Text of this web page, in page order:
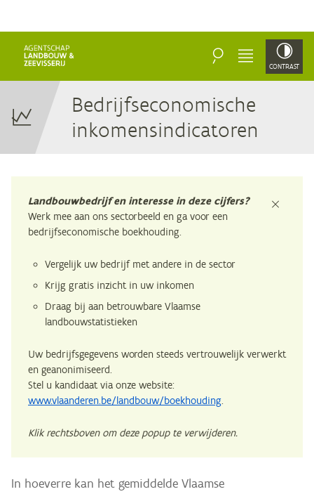
ZOEKEN MENU CONTRAST
Be­drijfs­eco­no­mi­sche
inkomensindicatoren
sluiten
Landbouwbedrijf en interesse in deze cijfers?
Werk mee aan ons sectorbeeld en ga voor een
bedrijfseconomische boekhouding.
Vergelijk uw bedrijf met andere in de sector
Krijg gratis inzicht in uw inkomen
Draag bij aan betrouwbare Vlaamse
landbouwstatistieken
Uw bedrijfsgegevens worden steeds vertrouwelijk verwerkt
en geanonimiseerd.
Stel u kandidaat via onze website:
www.vlaanderen.be/landbouw/boekhouding.
Klik rechtsboven om deze popup te verwijderen.
In hoeverre kan het gemiddelde Vlaamse